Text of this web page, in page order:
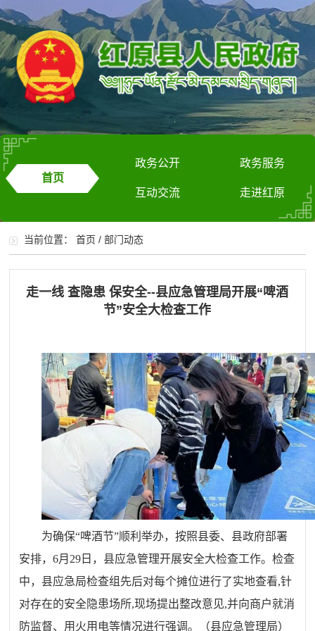
首页
政务公开 政务服务
互动交流 走进红原
当前位置：首页 /部门动态
走一线 查隐患 保安全--县应急管理局开展“啤酒
节”安全大检查工作
为确保“啤酒节”顺利举办，按照县委、县政府部署
安排，6月29日，县应急管理开展安全大检查工作。检查
中，县应急局检查组先后对每个摊位进行了实地查看,针
对存在的安全隐患场所,现场提出整改意见,并向商户就消
防监督、用火用电等情况进行强调。（县应急管理局）